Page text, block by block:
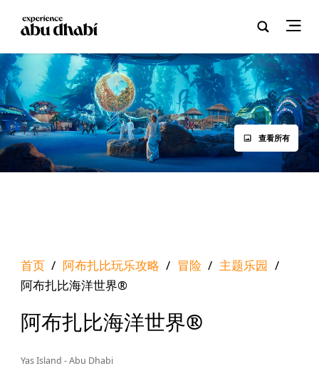
查看所有
首页 / 阿布扎比玩乐攻略 / 冒险 / 主题乐园 /
阿布扎比海洋世界®
阿布扎比海洋世界®
Yas Island - Abu Dhabi